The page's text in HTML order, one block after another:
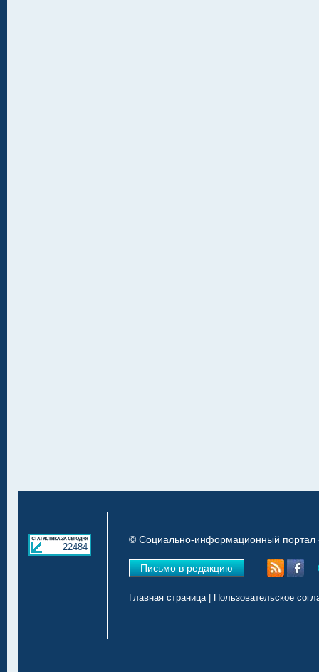
22484
© Социально-информационный портал
Письмо в редакцию
Главная страница| Пользовательское